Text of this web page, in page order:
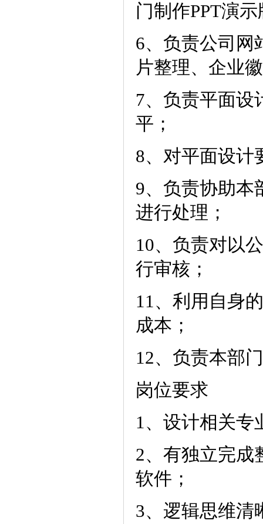
门制作PPT演
6、负责公司网
片整理、企业
7、负责平面设
平；
8、对平面设计
9、负责协助本
进行处理；
10、负责对以
行审核；
11、利用自身
成本；
12、负责本部
岗位要求
1、设计相关专
2、有独立完成
软件；
3、逻辑思维清